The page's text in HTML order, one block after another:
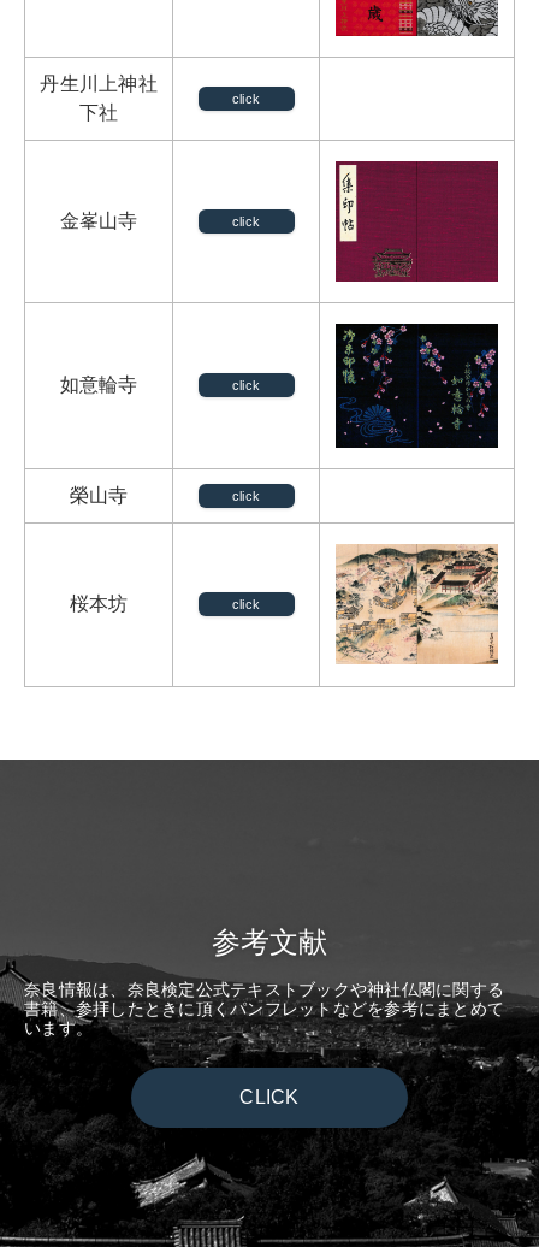
丹生川上神社
下社
click
金峯山寺 click
如意輪寺 click
榮山寺 click
桜本坊 click
参考文献
奈良情報は、奈良検定公式テキストブックや神社仏閣に関する
書籍、参拝したときに頂くパンフレットなどを参考にまとめて
います。
CLICK